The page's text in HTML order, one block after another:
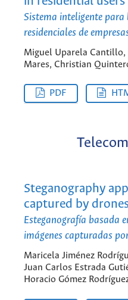
Sistema inteligente para
residenciales de
Miguel Uparela Cantillo,
Mares, Christian
PDF
Steganography
captured by
Esteganografía basada
imágenes capturadas
Maricela Jiménez
Juan Carlos Estrada
Horacio Gómez